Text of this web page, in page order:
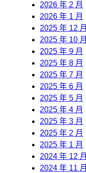
2026 年 2 月
2026 年 1 月
2025 年 12 月
2025 年 10 月
2025 年 9 月
2025 年 8 月
2025 年 7 月
2025 年 6 月
2025 年 5 月
2025 年 4 月
2025 年 3 月
2025 年 2 月
2025 年 1 月
2024 年 12 月
2024 年 11 月